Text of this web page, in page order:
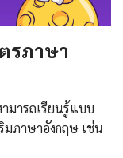
รภาษา
มารถเรียนรู้แบบ
มภาษาอังกฤษ เช่น